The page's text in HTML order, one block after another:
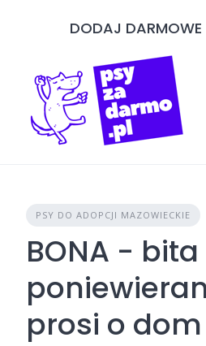
DODAJ DARMOWE
PSY DO ADOPCJI MAZOWIECKIE
BONA - bita
prosi o dom